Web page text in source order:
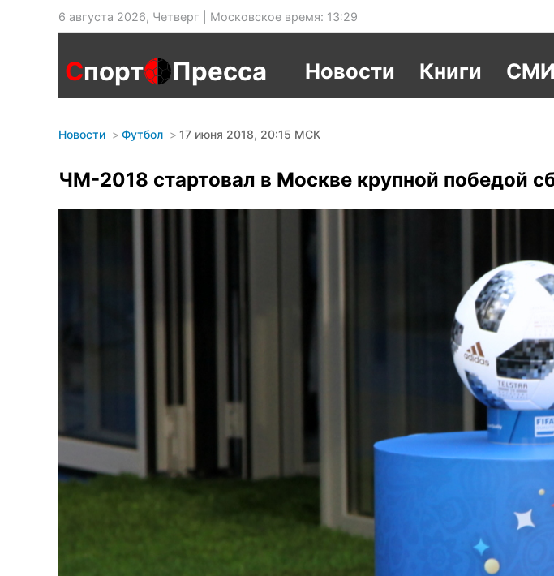
6 августа 2026, Четверг | Московское время: 13:29
Спорт Пресса Новости Книги СМИ
Новости Футбол 17 июня 2018, 20:15 МСК
ЧМ-2018 стартовал в Москве крупной победой